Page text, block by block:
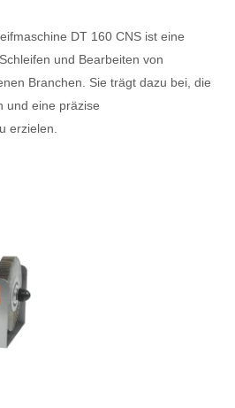
DT 160 CNS ist eine
und Bearbeiten von
Branchen. Sie trägt dazu bei, die
und eine präzise
erzielen.